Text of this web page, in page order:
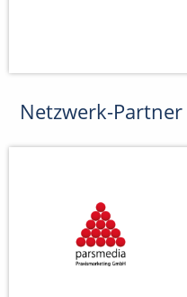
Netzwerk-Partner